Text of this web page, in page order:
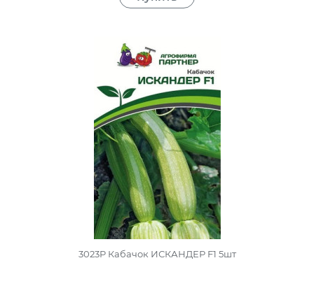
3023P Кабачок ИСКАНДЕР F1 5шт